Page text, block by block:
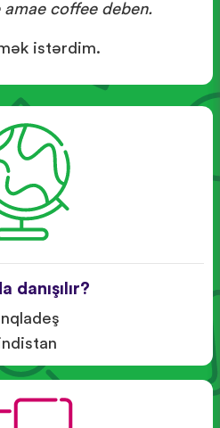
coffee deben.
istərdim.
danışılır?